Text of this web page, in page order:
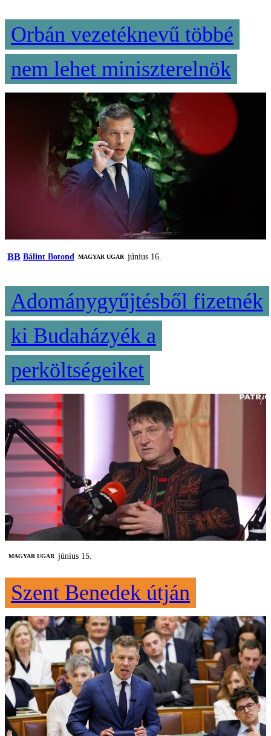
Orbán vezetéknevű többé
nem lehet miniszterelnök
BB Bálint Botond MAGYAR UGAR június 16.
Adománygyűjtésből fizetnék
ki Budaházyék a
perköltségeiket
MAGYAR UGAR június 15.
Szent Benedek útján